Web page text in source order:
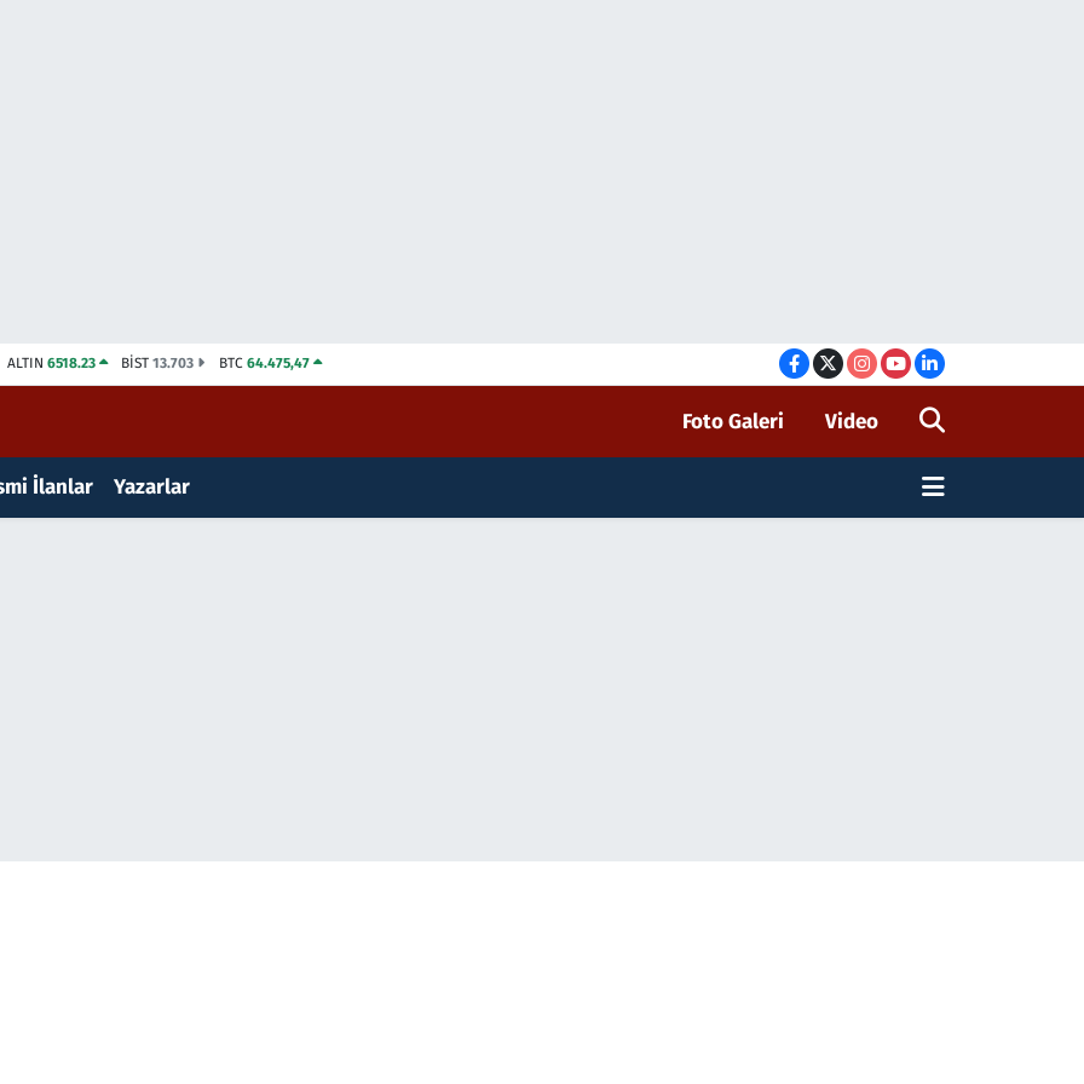
ALTIN 6518.23 BİST13.703 BTC 64.475,47
Foto Galeri Video
İlanlar Yazarlar